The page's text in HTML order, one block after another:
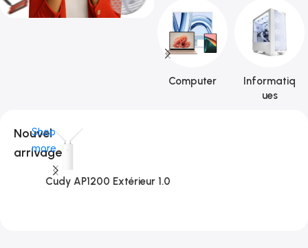
Computer
Informatiq
ues
Nouvel
arrivage
Shop
more
Cudy AP1200 Extérieur 1.0